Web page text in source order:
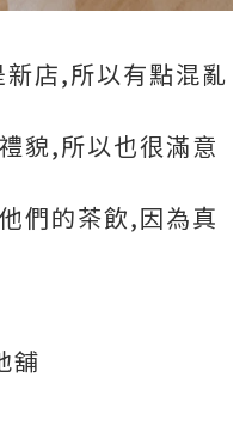
店,所以有點混亂
貌,所以也很滿意
們的茶飲,因為真
舖